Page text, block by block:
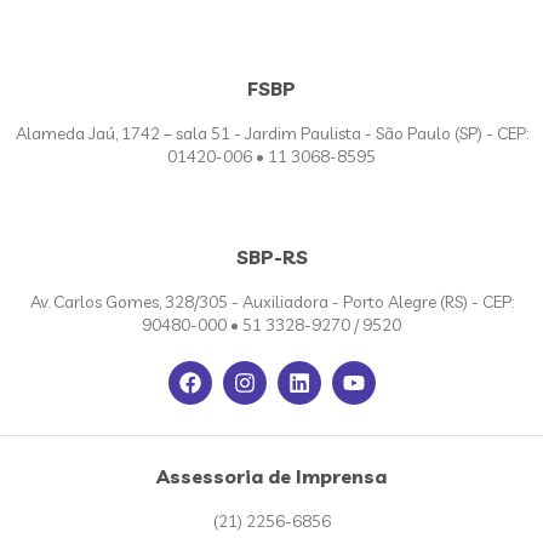
FSBP
Alameda Jaú, 1742 – sala 51 - Jardim Paulista - São Paulo (SP) - CEP:
01420-006 • 11 3068-8595
SBP-RS
Av. Carlos Gomes, 328/305 - Auxiliadora - Porto Alegre (RS) - CEP:
90480-000 • 51 3328-9270 / 9520
Assessoria de Imprensa
(21) 2256-6856